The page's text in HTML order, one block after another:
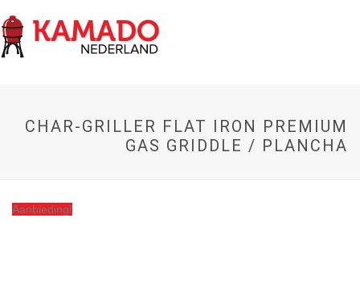
CHAR-GRILLER FLAT IRON PREMIUM
GAS GRIDDLE / PLANCHA
Aanbieding!